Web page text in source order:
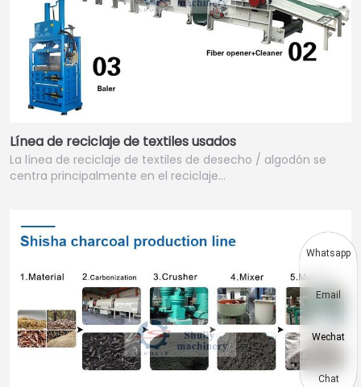
Línea de reciclaje de textiles usados
La línea de reciclaje de textiles de desecho / algodón se
centra principalmente en el reciclaje…
Chinese
Hindi
Korean
Japanese
Vietnamese
Turkish
Swahili
Urdu
Greek
Italian
Whatsapp
Email
Wechat
Chat